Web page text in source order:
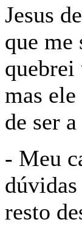
Jesus
que me
mas
de ser
- Meu
resto